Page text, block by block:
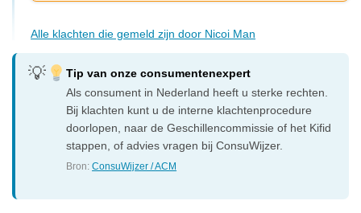
Alle klachten die gemeld zijn door Nicoi Man
Tip van onze consumentenexpert
Als consument in Nederland heeft u sterke rechten.
Bij klachten kunt u de interne klachtenprocedure
doorlopen, naar de Geschillencommissie of het Kifid
stappen, of advies vragen bij ConsuWijzer.
Bron:ConsuWijzer / ACM